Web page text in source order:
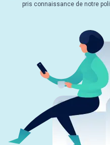
pris connaissance de notre